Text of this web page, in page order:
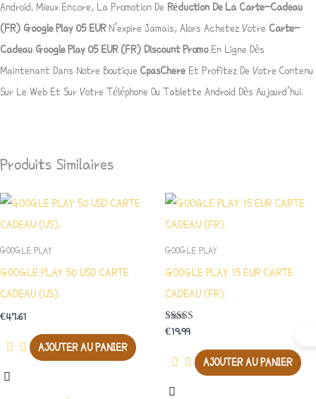
Android. Mieux Encore, La Promotion De Réduction De La Carte-Cadeau
(FR) Google Play 05 EURN’expire Jamais, Alors Achetez Votre Carte-
Cadeau Google Play 05 EUR(FR) Discount PromoEn Ligne Dès
Maintenant Dans Notre Boutique CpasChere Et Profitez De Votre Contenu
Sur Le Web Et Sur Votre Téléphone Ou Tablette Android Dès Aujourd’hui.
Produits Similaires
GOOGLE PLAY
GOOGLE PLAY 50 USD CARTE
CADEAU (US).
€47.61
AJOUTER AU PANIER
GOOGLE PLAY
GOOGLE PLAY 15 EUR CARTE
CADEAU (FR).
Note
€19.99
AJOUTER AU PANIER